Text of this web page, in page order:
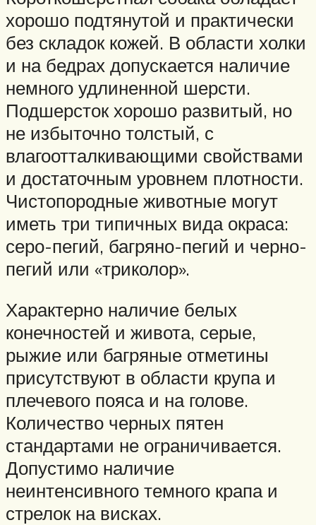
хорошо подтянутой и практически
без складок кожей. В области холки
и на бедрах допускается наличие
немного удлиненной шерсти.
Подшерсток хорошо развитый, но
не избыточно толстый, с
влагоотталкивающими свойствами
и достаточным уровнем плотности.
Чистопородные животные могут
иметь три типичных вида окраса:
серо-пегий, багряно-пегий и черно-
пегий или «триколор».
Характерно наличие белых
конечностей и живота, серые,
рыжие или багряные отметины
присутствуют в области крупа и
плечевого пояса и на голове.
Количество черных пятен
стандартами не ограничивается.
Допустимо наличие
неинтенсивного темного крапа и
стрелок на висках.